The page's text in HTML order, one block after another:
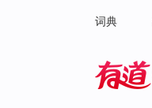
词典